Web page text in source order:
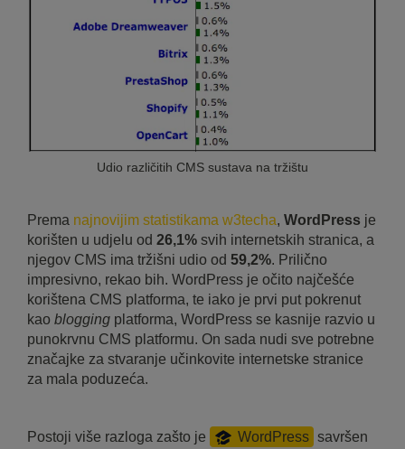
Udio različitih CMS sustava na tržištu
Prema najnovijim statistikama w3techa, WordPress je
korišten u udjelu od 26,1% svih internetskih stranica, a
njegov CMS ima tržišni udio od 59,2%. Prilično
impresivno, rekao bih. WordPress je očito najčešće
korištena CMS platforma, te iako je prvi put pokrenut
kao blogging platforma, WordPress se kasnije razvio u
punokrvnu CMS platformu. On sada nudi sve potrebne
značajke za stvaranje učinkovite internetske stranice
za mala poduzeća.
Postoji više razloga zašto je WordPress savršen